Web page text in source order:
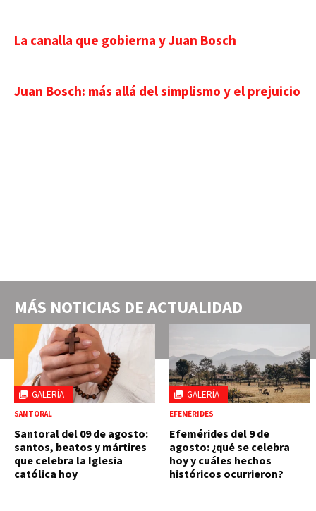
La canalla que gobierna y Juan Bosch
Juan Bosch: más allá del simplismo y el prejuicio
MÁS NOTICIAS DEACTUALIDAD
GALERÍA
SANTORAL
Santoral del 09 de agosto:
santos, beatos y mártires
que celebra la Iglesia
católica hoy
GALERÍA
EFEMÉRIDES
Efemérides del 9 de
agosto: ¿qué se celebra
hoy y cuáles hechos
históricos ocurrieron?